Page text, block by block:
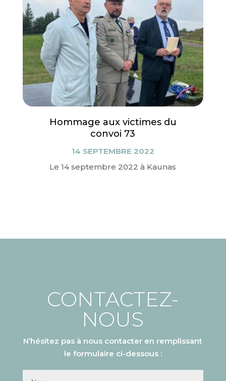
Hommage aux victimes du
convoi 73
14 SEPTEMBRE 2022
Le 14 septembre 2022 à Kaunas
CONTACTEZ-
NOUS
N’hésitez pas à nous contacter en remplissant
le formulaire ci-dessous :